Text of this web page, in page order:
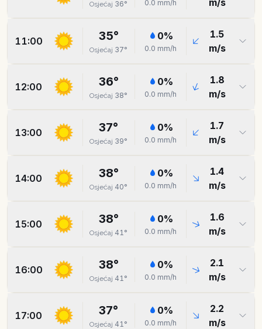
Osjećaj 36° 0.0 mm/h
m/s
11:00 35°
Osjećaj 37°
0%
0.0 mm/h
1.5
m/s
12:00 36°
Osjećaj 38°
0%
0.0 mm/h
1.8
m/s
13:00 37°
Osjećaj 39°
0%
0.0 mm/h
1.7
m/s
14:00 38°
Osjećaj 40°
0%
0.0 mm/h
1.4
m/s
15:00 38°
Osjećaj 41°
0%
0.0 mm/h
1.6
m/s
16:00 38°
Osjećaj 41°
0%
0.0 mm/h
2.1
m/s
17:00 37°
Osjećaj 41°
0%
0.0 mm/h
2.2
m/s